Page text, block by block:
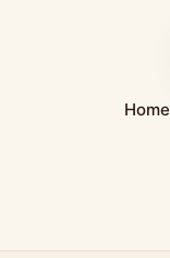
Home